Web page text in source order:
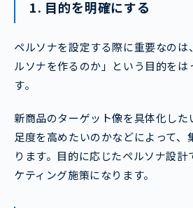
1. 目的を明確にする
ペルソナを設定する際に重要なの
ルソナを作るのか」という目的をは
す。
新商品のターゲット像を具体化し
足度を高めたいのかなどによって、
ります。目的に応じたペルソナ設計
ケティング施策になります。